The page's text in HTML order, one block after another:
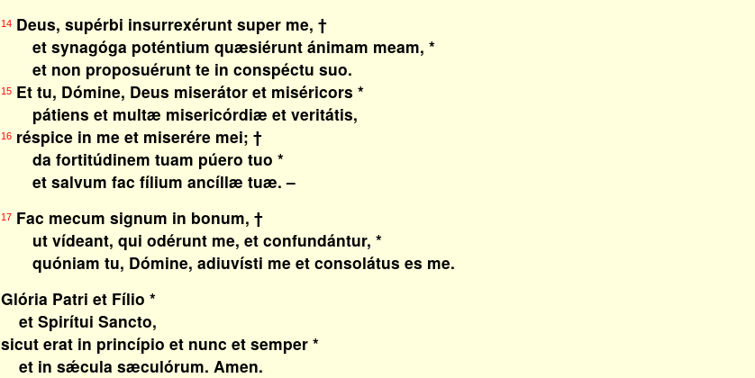
14 Deus, supérbi insurrexérunt super me, †
et synagóga poténtium quæsiérunt ánimam meam, *
et non proposuérunt te in conspéctu suo.
15 Et tu, Dómine, Deus miserátor et miséricors *
pátiens et multæ misericórdiæ et veritátis,
16 réspice in me et miserére mei; †
da fortitúdinem tuam púero tuo *
et salvum fac fílium ancíllæ tuæ. –
17 Fac mecum signum in bonum, †
ut vídeant, qui odérunt me, et confundántur, *
quóniam tu, Dómine, adiuvísti me et consolátus es me.
Glória Patri et Fílio *
et Spirítui Sancto,
sicut erat in princípio et nunc et semper *
et in sǽcula sæculórum. Amen.